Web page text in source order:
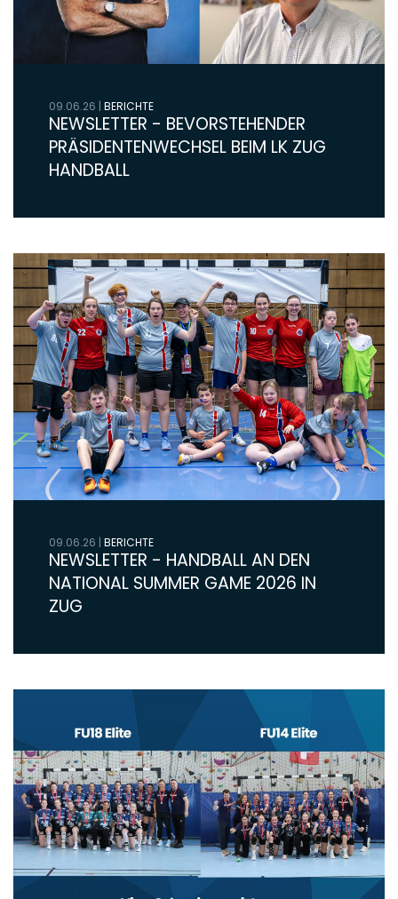
09.06.26 | BERICHTE
NEWSLETTER - BEVORSTEHENDER
PRÄSIDENTENWECHSEL BEIM LK ZUG
HANDBALL
09.06.26 | BERICHTE
NEWSLETTER - HANDBALL AN DEN
NATIONAL SUMMER GAME 2026 IN
ZUG